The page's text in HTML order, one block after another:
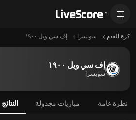
كرة القدم سويسرا إف سي ويل ١٩٠٠
إف سي ويل ١٩٠٠
سويسرا
نظرة عامة مباريات مجدولة النتائج